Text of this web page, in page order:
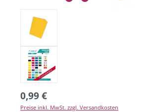
0,99 €
Preise inkl. MwSt. zzgl. Versandkosten